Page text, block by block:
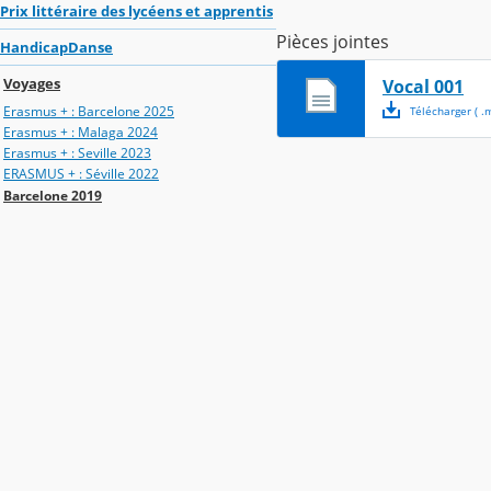
Prix littéraire des lycéens et apprentis
HandicapDanse
Voyages
Erasmus + : Barcelone 2025
Erasmus + : Malaga 2024
Erasmus + : Seville 2023
ERASMUS + : Séville 2022
Barcelone 2019
Pièces jointes
Vocal 001
Télécharger( .